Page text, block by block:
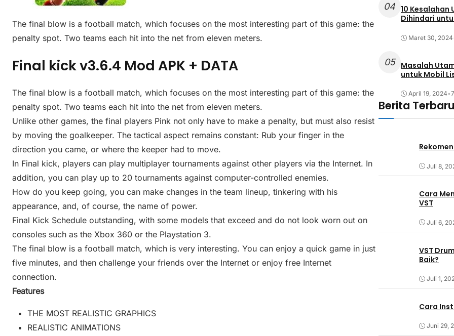
The final blow is a football match, which focuses on the most interesting part of this game: the
penalty spot. Two teams each hit into the net from eleven meters.
Final kick v3.6.4 Mod APK + DATA
The final blow is a football match, which focuses on the most interesting part of this game: the
penalty spot. Two teams each hit into the net from eleven meters.
Unlike other games, the final players Pink not only have to make a penalty, but must also resist
by moving the goalkeeper. The tactical aspect remains constant: Rub your finger in the
direction you came, or where the keeper had to move.
In Final kick, players can play multiplayer tournaments against other players via the Internet. In
addition, you can play up to 20 tournaments against computer-controlled enemies.
How do you keep going, you can make changes in the team lineup, tinkering with his
appearance, and, of course, the name of power.
Final Kick Schedule outstanding, with some models that exceed and do not look worn out on
consoles such as the Xbox 360 or the Playstation 3.
The final blow is a football match, which is very interesting. You can enjoy a quick game in just
five minutes, and then challenge your friends over the Internet or enjoy free Internet
connection.
Features
THE MOST REALISTIC GRAPHICS
REALISTIC ANIMATIONS
04 10 Kesalahan
Dihindari
Maret 30, 2024
05
Masalah
untuk Mobil
April 19, 2024•
Berita Terbaru
Juli 8,
Cara
VST
Juli 6,
VST
Baik?
Juli 1,
Cara
Juni 29,